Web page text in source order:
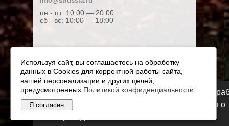
Оценка:
Плохо Хорошо
Я даю согласие на обработку
Мы переезжаем! С 21 июля магазин будет
по новому адресу. Подробная информация о
пн - пт: 10:00 — 20:00
сб - вс: 10:00 — 18:00
© Официальный дилер STIHL и VIKING 2010 - 2026
Используя сайт, вы соглашаетесь на обработку
данных в Cookies для корректной работы сайта,
вашей персонализации и других целей,
предусмотренных Политикой конфиденциальности
Я согласен